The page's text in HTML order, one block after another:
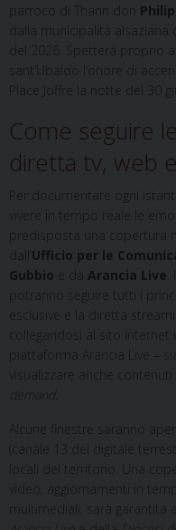
parroco di Thann don
dalla municipalità alsaziana
del 2026. Spetterà proprio
sant’Ubaldo l’onore di
Place Joffre la notte del 30
Come seguire
diretta tv, web
Per documentare ogni
vivere in tempo reale le
predisposta una copertura
dall’ Ufficio per le
Gubbio e da Arancia Live
potranno seguire tutti i
esclusive e la diretta
collegandosi al sito internet
piattaforma Arancia Live –
visualizzare anche
Alcune finestre saranno
(canale 13 del digitale
locali del territorio. Una
video, aggiornamenti in
multimediali, sarà garantita